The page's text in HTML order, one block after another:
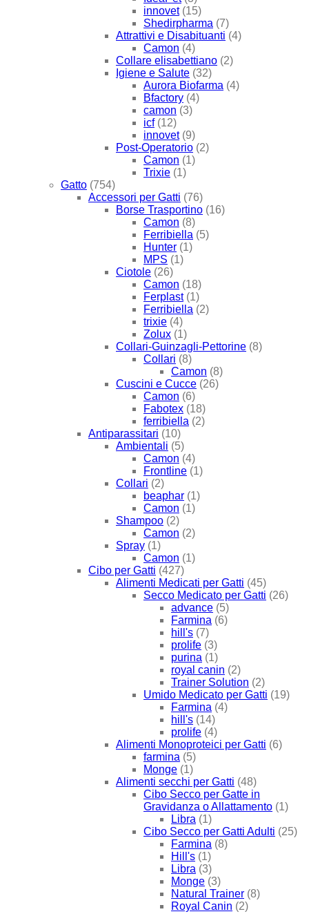
innovet (15)
Shedirpharma (7)
Attrattivi e Disabituanti (4)
Camon (4)
Collare elisabettiano (2)
Igiene e Salute (32)
Aurora Biofarma (4)
Bfactory (4)
camon (3)
icf (12)
innovet (9)
Post-Operatorio (2)
Camon (1)
Trixie (1)
Gatto (754)
Accessori per Gatti (76)
Borse Trasportino (16)
Camon (8)
Ferribiella (5)
Hunter (1)
MPS (1)
Ciotole (26)
Camon (18)
Ferplast (1)
Ferribiella (2)
trixie (4)
Zolux (1)
Collari-Guinzagli-Pettorine (8)
Collari (8)
Camon (8)
Cuscini e Cucce (26)
Camon (6)
Fabotex (18)
ferribiella (2)
Antiparassitari (10)
Ambientali (5)
Camon (4)
Frontline (1)
Collari (2)
beaphar (1)
Camon (1)
Shampoo (2)
Camon (2)
Spray (1)
Camon (1)
Cibo per Gatti (427)
Alimenti Medicati per Gatti (45)
Secco Medicato per Gatti (26)
advance (5)
Farmina (6)
hill's (7)
prolife (3)
purina (1)
royal canin (2)
Trainer Solution (2)
Umido Medicato per Gatti (19)
Farmina (4)
hill's (14)
prolife (4)
Alimenti Monoproteici per Gatti (6)
farmina (5)
Monge (1)
Alimenti secchi per Gatti (48)
Cibo Secco per Gatte in
Gravidanza o Allattamento (1)
Libra (1)
Cibo Secco per Gatti Adulti (25)
Farmina (8)
Hill's (1)
Libra (3)
Monge (3)
Natural Trainer (8)
Royal Canin (2)